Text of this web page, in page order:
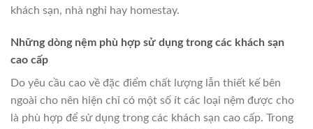
khách sạn, nhà nghỉ hay homestay.
Những dòng nệm phù hợp sử dụng trong các khách sạn
cao cấp
Do yêu cầu cao về đặc điểm chất lượng lẫn thiết kế bên
ngoài cho nên hiện chỉ có một số ít các loại nệm được cho
là phù hợp để sử dụng trong các khách sạn cao cấp. Trong